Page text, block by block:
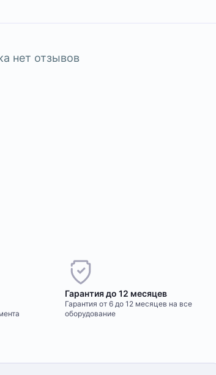
нет отзывов
Гарантия до 12 месяцев
Гарантия от 6 до 12 месяцев на все
оборудование